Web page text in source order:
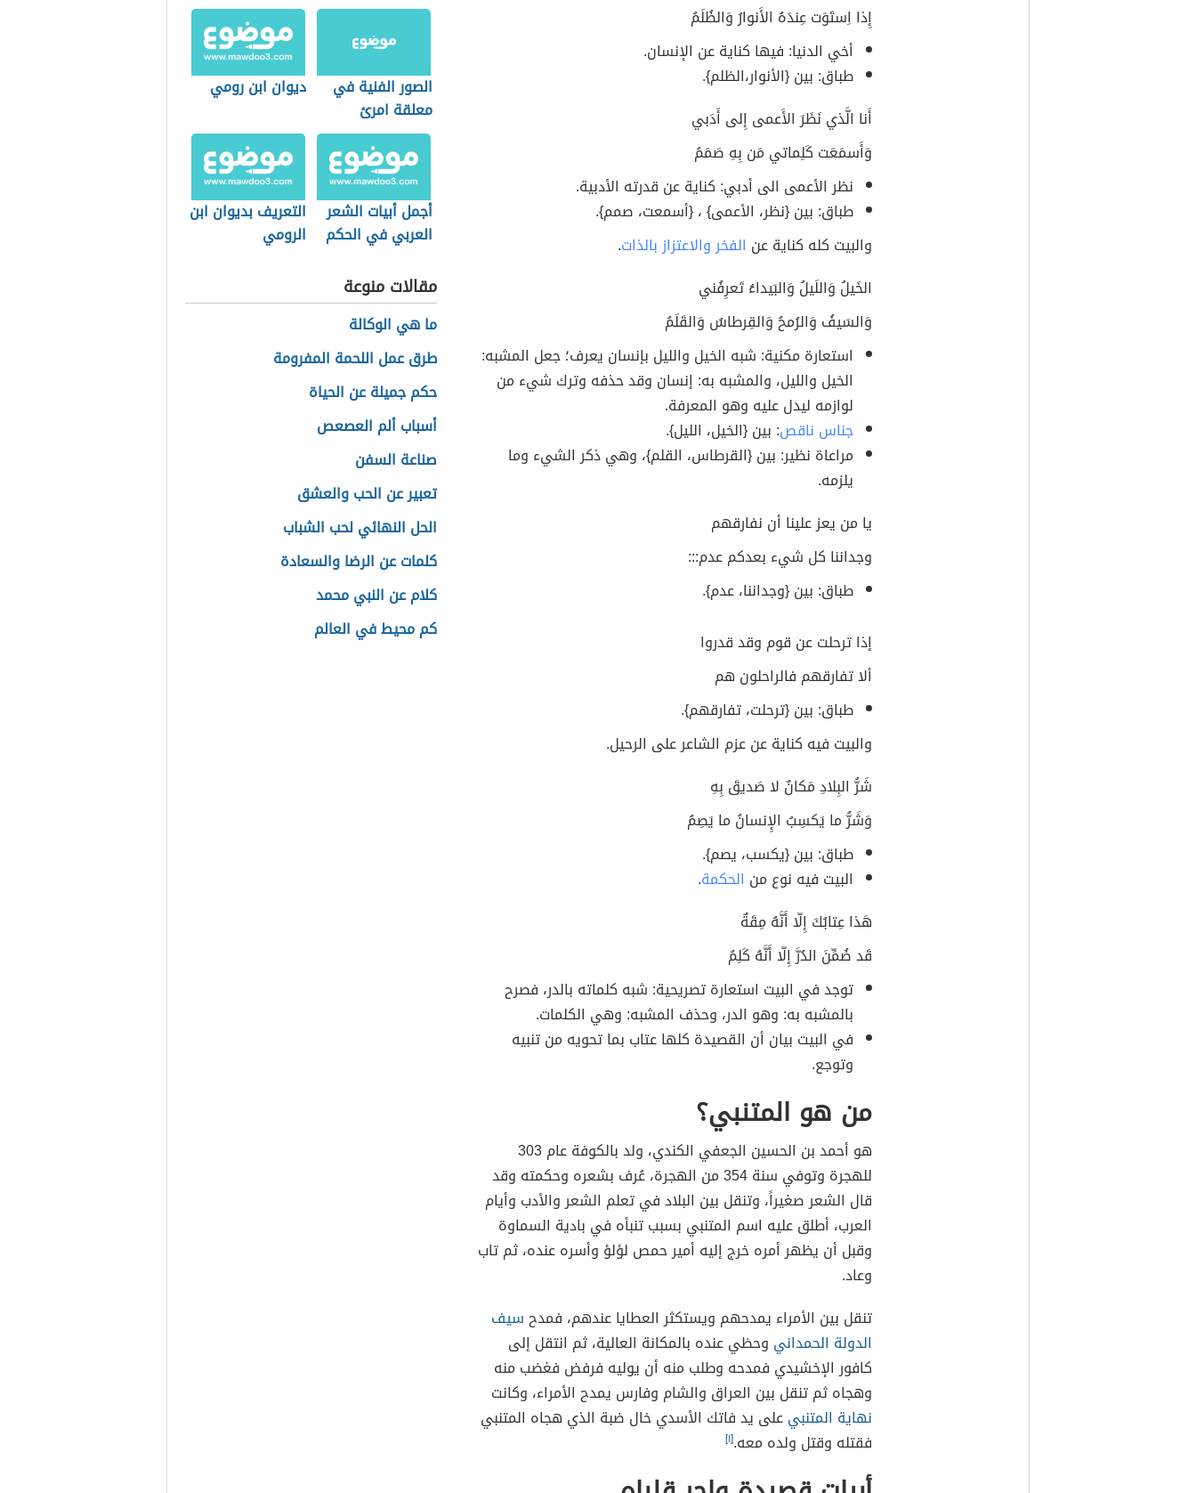
إِذا اِستَوَت عِندَهُ الأَنوارُ وَالظُلَمُ
أخي الدنيا: فيها كناية عن الإنسان.
طباق: بين {الأنوار،الظلم}.
أَنا الَّذي نَظَرَ الأَعمى إِلى أَدَبي
وَأَسمَعَت كَلِماتي مَن بِهِ صَمَمُ
نظر الأعمى الى أدبي: كناية عن قدرته الأدبية.
طباق: بين {نظر، الأعمى} ، {أسمعت، صمم}.
والبيت كله كناية عن الفخر والاعتزاز بالذات.
الخَيلُ وَاللَيلُ وَالبَيداءُ تَعرِفُني
وَالسَيفُ وَالرُمحُ وَالقِرطاسُ وَالقَلَمُ
استعارة مكنية: شبه الخيل والليل بإنسان يعرف؛ جعل المشبه:
الخيل والليل، والمشبه به: إنسان وقد حذفه وترك شيء من
لوازمه ليدل عليه وهو المعرفة.
جناس ناقص: بين {الخيل، الليل}.
مراعاة نظير: بين {القرطاس، القلم}، وهي ذكر الشيء وما
يلزمه.
يا من يعز علينا أن نفارقهم
وجداننا كل شيء بعدكم عدم:::
طباق: بين {وجداننا، عدم}.
إذا ترحلت عن قوم وقد قدروا
ألا تفارقهم فالراحلون هم
طباق: بين {ترحلت، تفارقهم}.
والبيت فيه كناية عن عزم الشاعر على الرحيل.
شَرُّ البِلادِ مَكانٌ لا صَديقَ بِهِ
وَشَرُّ ما يَكسِبُ الإِنسانُ ما يَصِمُ
طباق: بين {يكسب، يصم}.
البيت فيه نوع من الحكمة.
هَذا عِتابُكَ إِلّا أَنَّهُ مِقَةٌ
قَد ضُمِّنَ الدُرَّ إِلّا أَنَّهُ كَلِمُ
توجد في البيت استعارة تصريحية: شبه كلماته بالدر، فصرح
بالمشبه به: وهو الدر، وحذف المشبه: وهي الكلمات.
في البيت بيان أن القصيدة كلها عتاب بما تحويه من تنبيه
وتوجع.
من هو المتنبي؟
هو أحمد بن الحسين الجعفي الكندي، ولد بالكوفة عام 303
للهجرة وتوفي سنة 354 من الهجرة، عُرف بشعره وحكمته وقد
قال الشعر صغيراً، وتنقل بين البلاد في تعلم الشعر والأدب وأيام
العرب، أطلق عليه اسم المتنبي بسبب تنبأه في بادية السماوة
وقبل أن يظهر أمره خرج إليه أمير حمص لؤلؤ وأسره عنده، ثم تاب
وعاد.
تنقل بين الأمراء يمدحهم ويستكثر العطايا عندهم، فمدحسيف
الدولة الحمداني وحظي عنده بالمكانة العالية، ثم انتقل إلى
كافور الإخشيدي فمدحه وطلب منه أن يوليه فرفض فغضب منه
وهجاه ثم تنقل بين العراق والشام وفارس يمدح الأمراء، وكانت
نهاية المتنبيعلى يد فاتك الأسدي خال ضبة الذي هجاه المتنبي
فقتله وقتل ولده معه.[١]
الصور الفنية في
معلقة امرئ
القيس (قفا نبكي)
ديوان ابن رومي
أجمل أبيات الشعر
العربي في الحكم
التعريف بديوان ابن
الرومي
مقالات منوعة
ما هي الوكالة
طرق عمل اللحمة المفرومة
حكم جميلة عن الحياة
أسباب ألم العصعص
صناعة السفن
تعبير عن الحب والعشق
الحل النهائي لحب الشباب
كلمات عن الرضا والسعادة
كلام عن النبي محمد
كم محيط في العالم